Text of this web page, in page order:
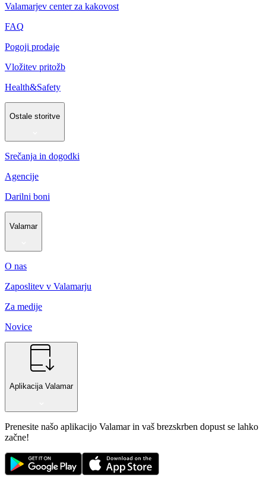
Valamarjev center za kakovost
FAQ
Pogoji prodaje
Vložitev pritožb
Health&Safety
Ostale storitve
Srečanja in dogodki
Agencije
Darilni boni
Valamar
O nas
Zaposlitev v Valamarju
Za medije
Novice
Aplikacija Valamar
Prenesite našo aplikacijo Valamar in vaš brezskrben dopust se lahko
začne!